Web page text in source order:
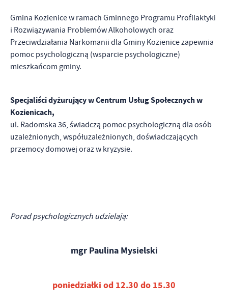
Gmina Kozienice w ramach Gminnego Programu Profilaktyki
i Rozwiązywania Problemów Alkoholowych oraz
Przeciwdziałania Narkomanii dla Gminy Kozienice zapewnia
pomoc psychologiczną (wsparcie psychologiczne)
mieszkańcom gminy.
Specjaliści dyżurujący w Centrum Usług Społecznych w
Kozienicach,
ul. Radomska 36, świadczą pomoc psychologiczną dla osób
uzależnionych, współuzależnionych, doświadczających
przemocy domowej oraz w kryzysie.
Porad psychologicznych udzielają:
mgr Paulina Mysielski
poniedziałki od 12.30 do 15.30
komunikatów na podstawie analizy Twoich upodobań oraz Twoich
zwyczajów dotyczących przeglądanej witryny internetowej. Treści
promocyjne mogą pojawić się na stronach podmiotów trzecich lub
firm będących naszymi partnerami oraz innych dostawców usług.
Firmy te działają w charakterze pośredników prezentujących nasze
treści w postaci wiadomości, ofert, komunikatów mediów
Więcej